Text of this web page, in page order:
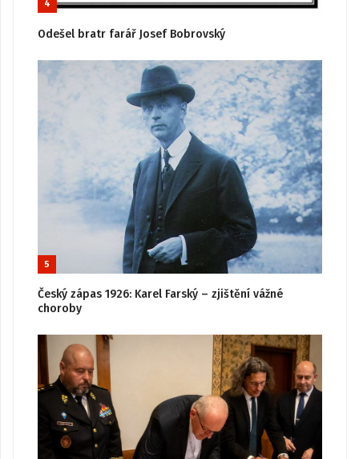
4
Odešel bratr farář Josef Bobrovský
5
Český zápas 1926: Karel Farský – zjištění vážné
choroby